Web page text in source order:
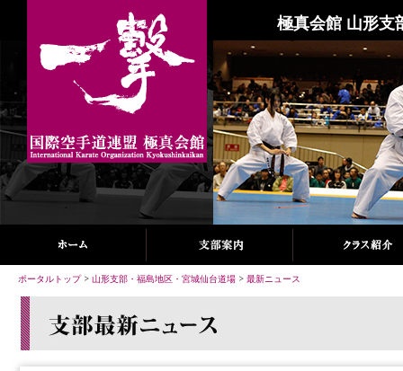
極真会館 山形支
ポータルトップ> 山形支部・福島地区・宮城仙台道場 > 最新ニュース